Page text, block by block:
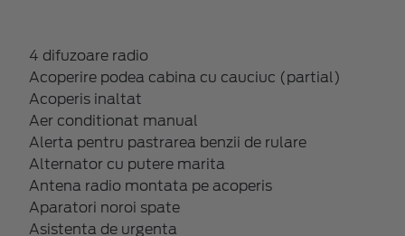
4 difuzoare radio
Acoperire podea cabina cu cauciuc (partial)
Acoperis inaltat
Aer conditionat manual
Alerta pentru pastrarea benzii de rulare
Alternator cu putere marita
Antena radio montata pe acoperis
Aparatori noroi spate
Asistenta de urgenta